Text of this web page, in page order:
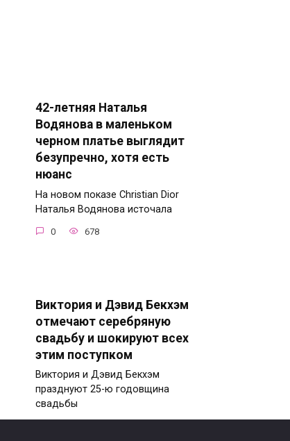
42-летняя Наталья
Водянова в маленьком
черном платье выглядит
безупречно, хотя есть
нюанс
На новом показе Christian Dior
Наталья Водянова источала
0 678
Виктория и Дэвид Бекхэм
отмечают серебряную
свадьбу и шокируют всех
этим поступком
Виктория и Дэвид Бекхэм
празднуют 25-ю годовщина
свадьбы